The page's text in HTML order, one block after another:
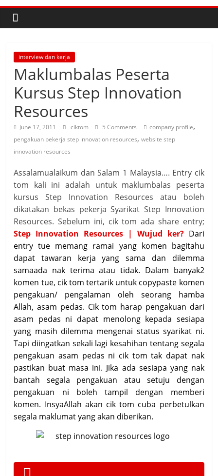
interview dan kerja
Maklumbalas Peserta
Kursus Step Innovation
Resources
June 17, 2011 ciktom 5 Comments company profile,
pengakuan pekerja step innovation resources,website step
innovation resources
Assalamualaikum dan Salam 1 Malaysia…. Entry cik
tom kali ini adalah untuk maklumbalas peserta
kursus Step Innovation Resources atau boleh
dikatakan bekas pekerja Syarikat Step Innovation
Resources. Sebelum ini, cik tom ada share entry;
Step Innovation Resources | Wujud ker? Dari
entry tue memang ramai yang komen bagitahu
dapat tawaran kerja yang sama dan dilemma
samaada nak terima atau tidak. Dalam banyak2
komen tue, cik tom tertarik untuk copypaste komen
pengakuan/ pengalaman oleh seorang hamba
Allah, asam pedas. Cik tom harap pengakuan dari
asam pedas ni dapat menolong kepada sesiapa
yang masih dilemma mengenai status syarikat ni.
Tapi diingatkan sekali lagi kesahihan tentang segala
pengakuan asam pedas ni cik tom tak dapat nak
pastikan buat masa ini. Jika ada sesiapa yang nak
bantah segala pengakuan atau setuju dengan
pengakuan ni boleh tampil dengan memberi
komen. InsyaAllah akan cik tom cuba perbetulkan
segala maklumat yang akan diberikan.